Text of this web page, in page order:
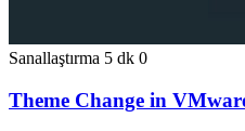
Sanallaştırma 5 dk 0
Theme Change in